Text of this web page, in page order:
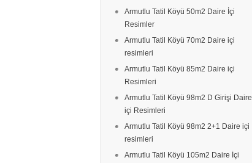
Armutlu Tatil Köyü 50m2 Daire İçi
Resimler
Armutlu Tatil Köyü 70m2 Daire içi
resimleri
Armutlu Tatil Köyü 85m2 Daire içi
Resimleri
Armutlu Tatil Köyü 98m2 D Girişi Daire
içi Resimleri
Armutlu Tatil Köyü 98m2 2+1 Daire içi
resimleri
Armutlu Tatil Köyü 105m2 Daire İçi